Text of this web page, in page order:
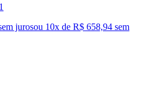
jurosou 10x de R$ 658,94 sem